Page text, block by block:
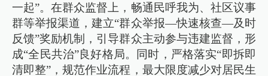
一起”。在群众监督上，畅通民呼我为、社区议事
群等举报渠道，建立“群众举报—快速核查—及时
反馈”奖励机制，引导群众主动参与违建监督，形
成“全民共治”良好格局。同时，严格落实“即拆即
清即整”，规范作业流程，最大限度减少对居民生